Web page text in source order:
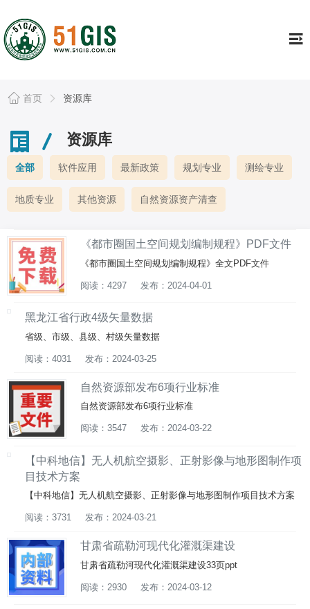
工具 Tools
证书专栏
行业资讯 Information
公司简介
Usercenter
首页 资源库
资源库
全部 软件应用 最新政策 规划专业 测绘专业
地质专业 其他资源 自然资源资产清查
《都市圈国土空间规划编制规程》PDF文件
《都市圈国土空间规划编制规程》全文PDF文件
阅读：4297 发布：2024-04-01
黑龙江省行政4级矢量数据
省级、市级、县级、村级矢量数据
阅读：4031 发布：2024-03-25
自然资源部发布6项行业标准
自然资源部发布6项行业标准
阅读：3547 发布：2024-03-22
【中科地信】无人机航空摄影、正射影像与地形图制作项
目技术方案
【中科地信】无人机航空摄影、正射影像与地形图制作项目技术方案
阅读：3731 发布：2024-03-21
甘肃省疏勒河现代化灌溉渠建设
甘肃省疏勒河现代化灌溉渠建设33页ppt
阅读：2930 发布：2024-03-12